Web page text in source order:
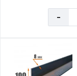
100
мм
-